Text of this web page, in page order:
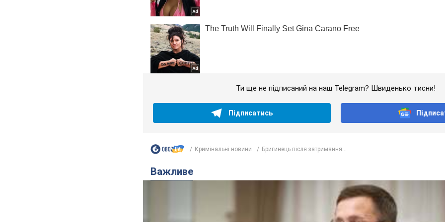
Ти ще не підписаний на наш Telegram? Швиденько тисни!
Підписатись
Кримінальні новини Бригинець після затримання...
Важливе